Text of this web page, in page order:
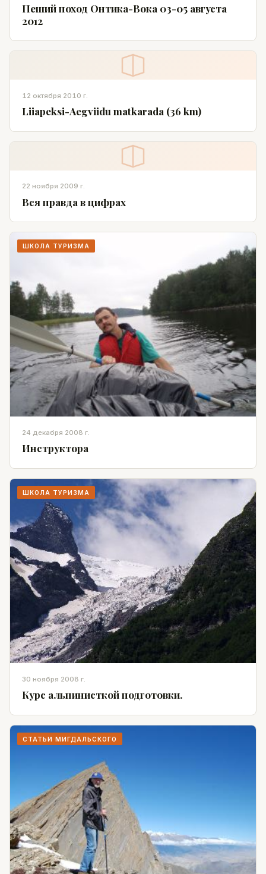
Пеший поход Онтика-Вока 03-05 августа
2012
12 октября 2010 г.
Liiapeksi-Aegviidu matkarada (36 km)
22 ноября 2009 г.
Вся правда в цифрах
ШКОЛА ТУРИЗМА
24 декабря 2008 г.
Инструктора
ШКОЛА ТУРИЗМА
30 ноября 2008 г.
Курс альпинисткой подготовки.
СТАТЬИ МИГДАЛЬСКОГО